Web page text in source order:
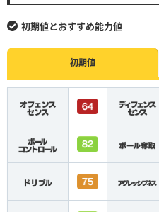
初期値とおすすめ能力値
初期値